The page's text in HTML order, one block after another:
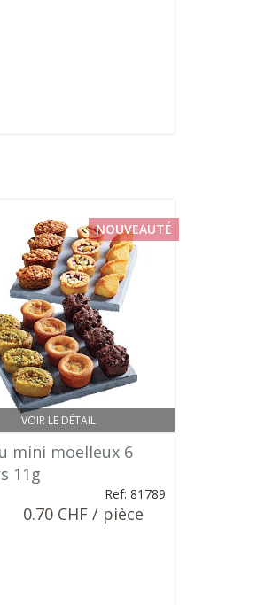
VOIR LE DÉTAIL
NOUVEAUTÉ
mini moelleux 6
11g
Ref: 81789
0.70 CHF / pièce